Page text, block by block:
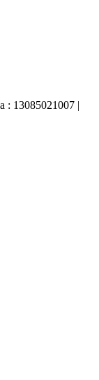
: 13085021007 |